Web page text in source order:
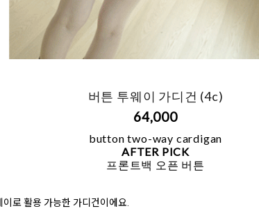
버튼 투웨이 가디건 (4c)
64,000
button two-way cardigan
AFTER PICK
프론트백 오픈 버튼
이로 활용 가능한 가디건이에요.